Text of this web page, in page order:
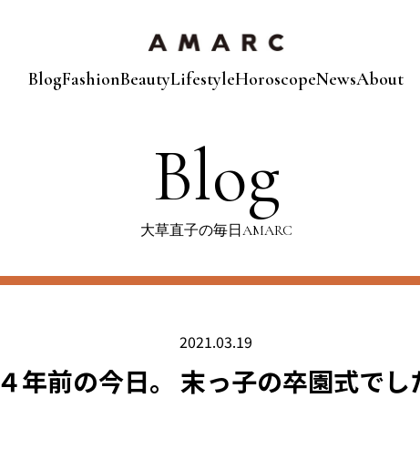
BlogFashionBeautyLifestyleHoroscopeNewsAbout
Blog
大草直子の毎日AMARC
2021.03.19
４年前の今日。 末っ子の卒園式でし